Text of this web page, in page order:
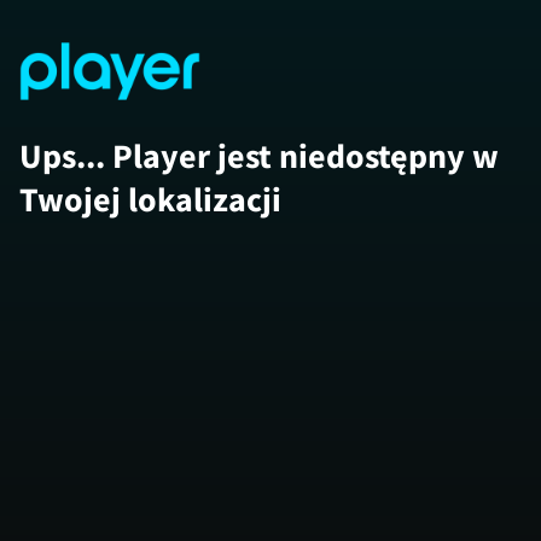
Ups... Player jest niedostępny w
Twojej lokalizacji